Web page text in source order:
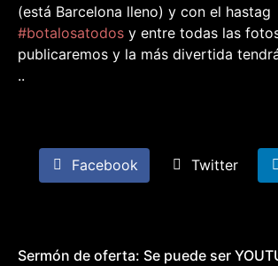
(está Barcelona lleno) y con el hastag
#botalosatodos y entre todas las
publicaremos y la más divertida
..
Facebook Twitter
Sermón de oferta: Se puede ser